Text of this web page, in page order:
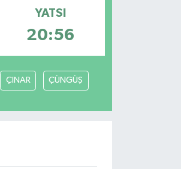
YATSI
20:56
ÇINAR ÇÜNGÜŞ